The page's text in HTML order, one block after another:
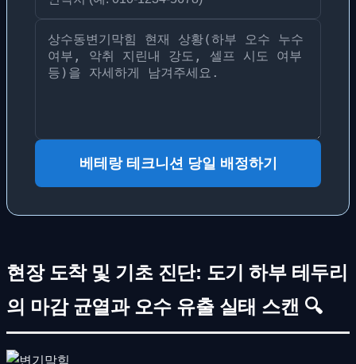
베테랑 테크니션 당일 배정하기
현장 도착 및 기초 진단: 도기 하부 테두리
의 마감 균열과 오수 유출 실태 스캔 🔍